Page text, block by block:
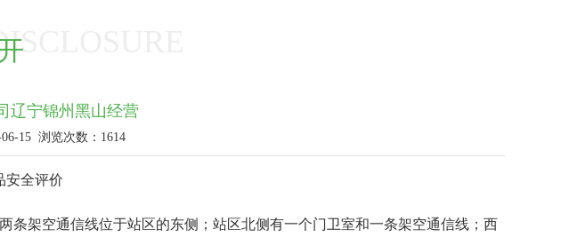
辽宁锦州黑山经营
15 浏览次数：1614
安全评价
条架空通信线位于站区的东侧；站区北侧有一个门卫室和一条架空通信线；西